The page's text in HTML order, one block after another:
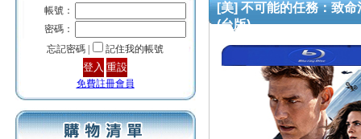
帳號：
密碼：
忘記密碼 |
記住我的帳號
免費註冊會員
[美] 不可能的任務：致
(台版)